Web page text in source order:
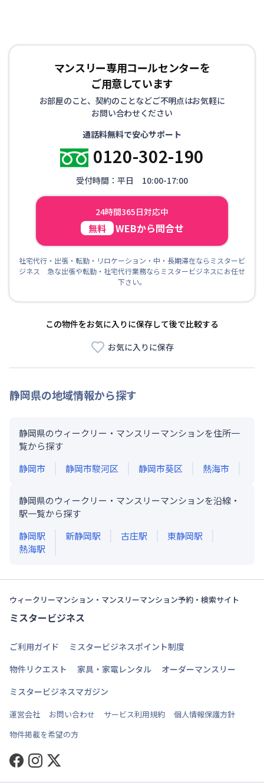
マンスリー専用コールセンターを
ご用意しています
お部屋のこと、契約のことなどご不明点はお気軽に
お問い合わせください
通話料無料で安心サポート
0120-302-190
受付時間：平日 10:00-17:00
24時間365日対応中
無料 WEBから問合せ
社宅代行・出張・転勤・リロケーション・中・長期滞在ならミスタービ
ジネス 急な出張や転勤・社宅代行業務ならミスタービジネスにお任せ
下さい。
この物件をお気に入りに保存して後で比較する
お気に入りに保存
静岡県の地域情報から探す
静岡県のウィークリー・マンスリーマンションを住所一
覧から探す
静岡市
静岡市駿河区 静岡市葵区 熱海市
静岡県のウィークリー・マンスリーマンションを沿線・
駅一覧から探す
静岡駅 新静岡駅 古庄駅 東静岡駅
熱海駅
ウィークリーマンション・マンスリーマンション予約・検索サイト
ミスタービジネス
ご利用ガイド
ミスタービジネスポイント制度
物件リクエスト
家具・家電レンタル
オーダーマンスリー
ミスタービジネスマガジン
運営会社 お問い合わせ サービス利用規約
個人情報保護方針
物件掲載を希望の方
Facebook
Instagram
Twitter